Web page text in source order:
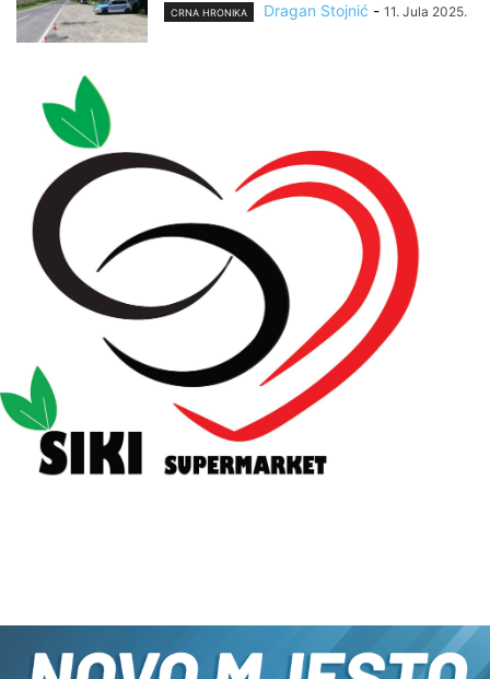
CRNA HRONIKA Dragan Stojnić - 11. Jula 2025.